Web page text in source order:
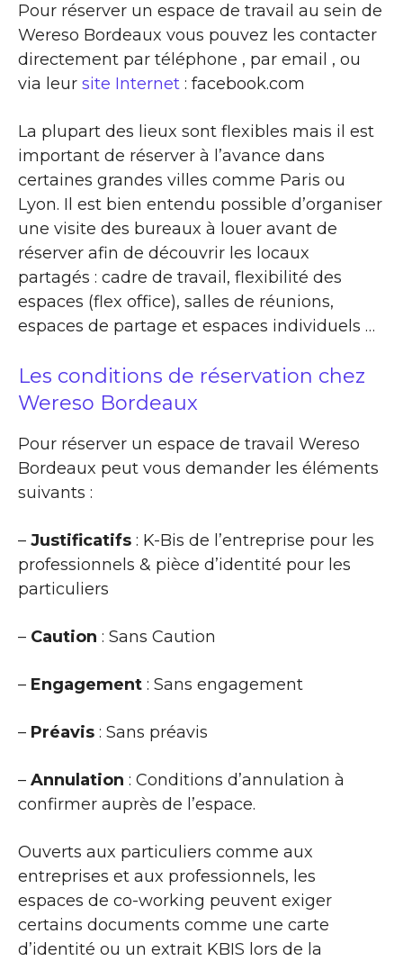
Pour réserver un espace de travail au sein de
Wereso Bordeaux vous pouvez les contacter
directement par téléphone , par email , ou
via leur site Internet : facebook.com
La plupart des lieux sont flexibles mais il est
important de réserver à l’avance dans
certaines grandes villes comme Paris ou
Lyon. Il est bien entendu possible d’organiser
une visite des bureaux à louer avant de
réserver afin de découvrir les locaux
partagés : cadre de travail, flexibilité des
espaces (flex office), salles de réunions,
espaces de partage et espaces individuels …
Les conditions de réservation chez
Wereso Bordeaux
Pour réserver un espace de travail Wereso
Bordeaux peut vous demander les éléments
suivants :
– Justificatifs : K-Bis de l’entreprise pour les
professionnels & pièce d’identité pour les
particuliers
– Caution : Sans Caution
– Engagement : Sans engagement
– Préavis : Sans préavis
– Annulation : Conditions d’annulation à
confirmer auprès de l’espace.
Ouverts aux particuliers comme aux
entreprises et aux professionnels, les
espaces de co-working peuvent exiger
certains documents comme une carte
d’identité ou un extrait KBIS lors de la